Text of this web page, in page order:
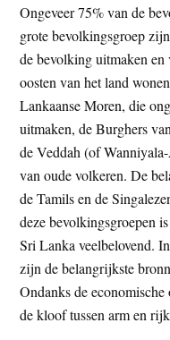
Ongeveer 75% van de
grote bevolkingsgroep
de bevolking uitmaken
oosten van het land
Lankaanse Moren, die
uitmaken, de Burghers
de Veddah (of
van oude volkeren. De
de Tamils en de
deze bevolkingsgroepen
Sri Lanka veelbelovend.
zijn de belangrijkste
Ondanks de
de kloof tussen arm en